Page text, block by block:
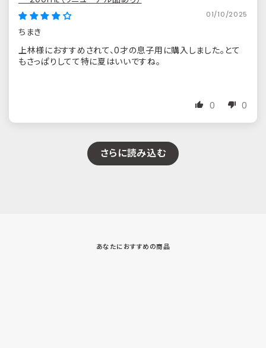
01/10/2025
ちまき
上林様におすすめされて、0才の息子用に購入しました。とて
もさっぱりしてて特に夏はいいですね。
0 0
さらに読み込む
あなたにおすすめの商品